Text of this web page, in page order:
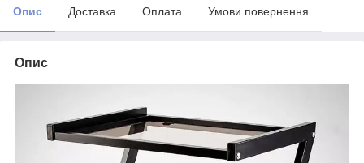
Опис Доставка Оплата Умови повернення
Опис